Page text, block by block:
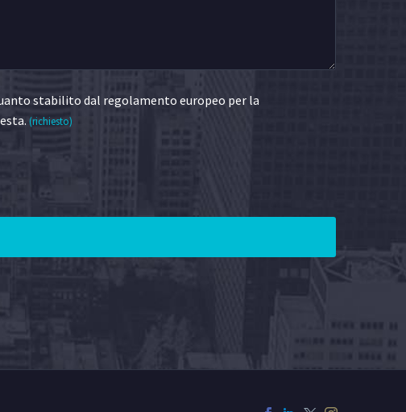
stabilito dal regolamento europeo per la
(richiesto)